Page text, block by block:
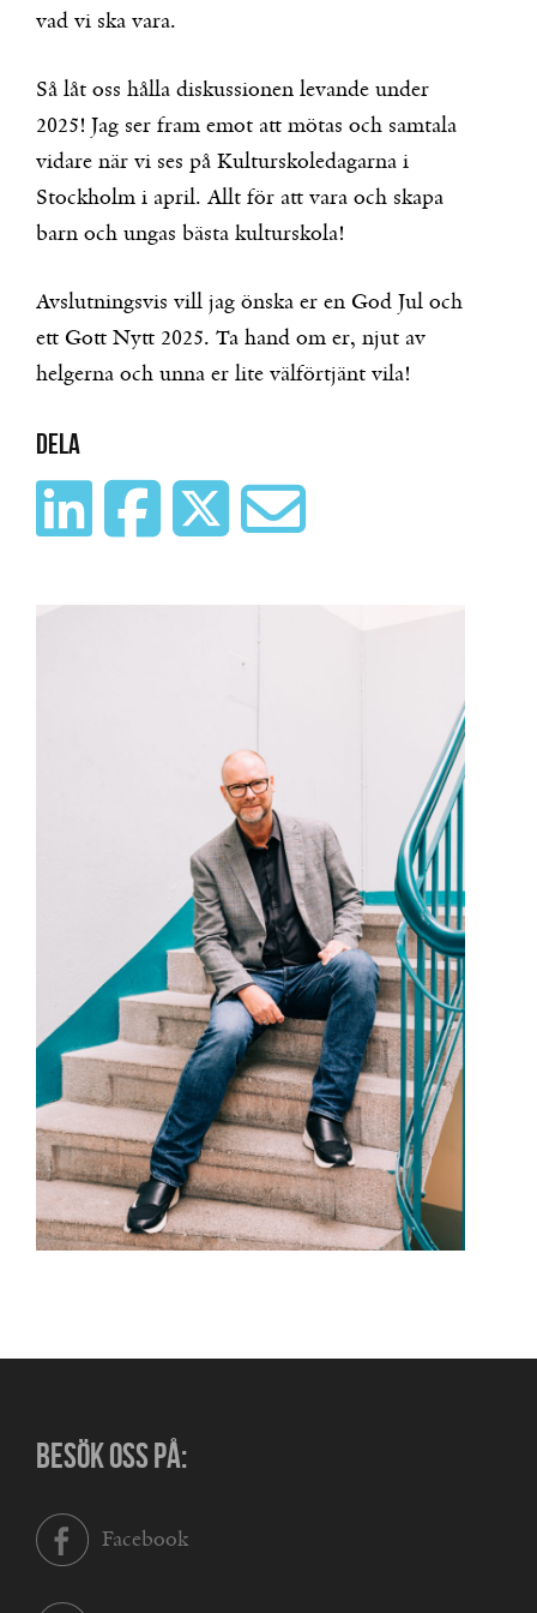
vad vi ska vara.
Så låt oss hålla diskussionen levande under
2025! Jag ser fram emot att mötas och samtala
vidare när vi ses på Kulturskoledagarna i
Stockholm i april. Allt för att vara och skapa
barn och ungas bästa kulturskola!
Avslutningsvis vill jag önska er en God Jul och
ett Gott Nytt 2025. Ta hand om er, njut av
helgerna och unna er lite välförtjänt vila!
Dela
BESÖK OSS PÅ:
Facebook